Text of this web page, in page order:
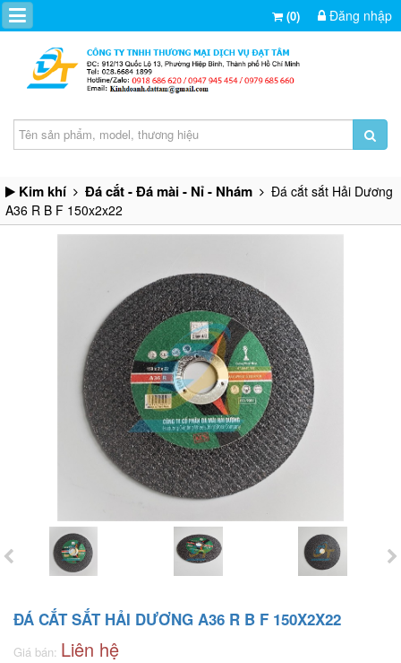
(0) Đăng nhập
Kim khí Đá cắt - Đá mài - Nỉ - Nhám
Đá cắt sắt Hải Dương
A36 R B F 150x2x22
ĐÁ CẮT SẮT HẢI DƯƠNG A36 R B F 150X2X22
Giá bán: Liên hệ